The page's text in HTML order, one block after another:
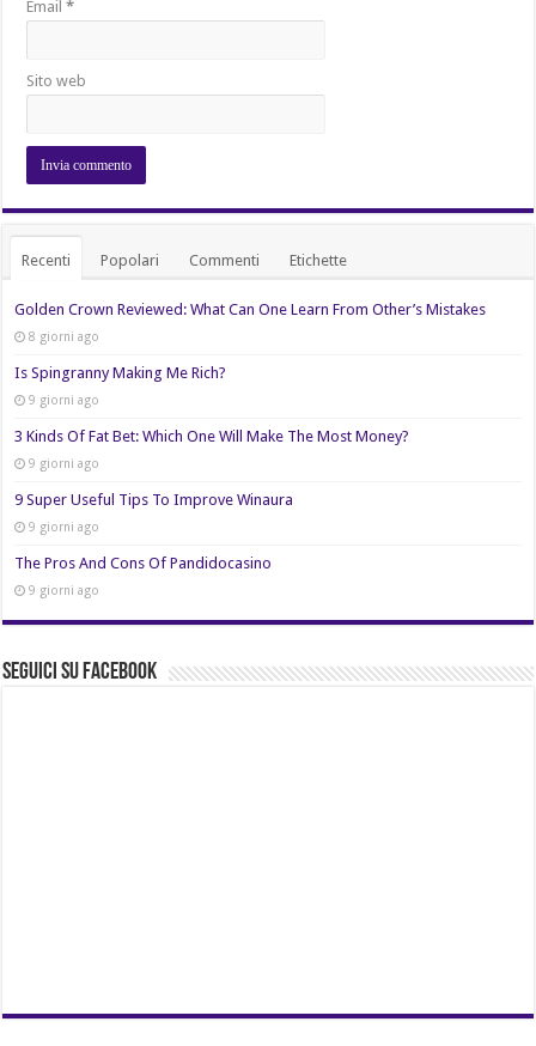
Email*
Sito web
Recenti Popolari Commenti Etichette
Golden Crown Reviewed: What Can One Learn From Other’s Mistakes
8 giorni ago
Is Spingranny Making Me Rich?
9 giorni ago
3 Kinds Of Fat Bet: Which One Will Make The Most Money?
9 giorni ago
9 Super Useful Tips To Improve Winaura
9 giorni ago
The Pros And Cons Of Pandidocasino
9 giorni ago
Seguici su Facebook